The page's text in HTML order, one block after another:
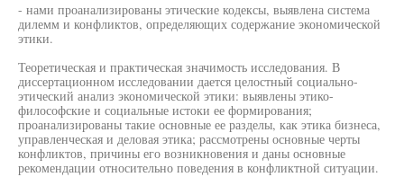
- нами проанализированы этические кодексы, выявлена система
дилемм и конфликтов, определяющих содержание экономической
этики.
Теоретическая и практическая значимость исследования. В
диссертационном исследовании дается целостный социально-
этический анализ экономической этики: выявлены этико-
философские и социальные истоки ее формирования;
проанализированы такие основные ее разделы, как этика бизнеса,
управленческая и деловая этика; рассмотрены основные черты
конфликтов, причины его возникновения и даны основные
рекомендации относительно поведения в конфликтной ситуации.